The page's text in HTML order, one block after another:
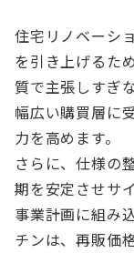
住宅リノベーシ
を引き上げるた
質で主張しすぎ
幅広い購買層に
力を高めます。
さらに、仕様の
期を安定させサ
事業計画に組み
チンは、再販価